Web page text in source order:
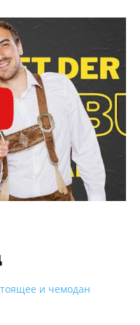
и чемодан